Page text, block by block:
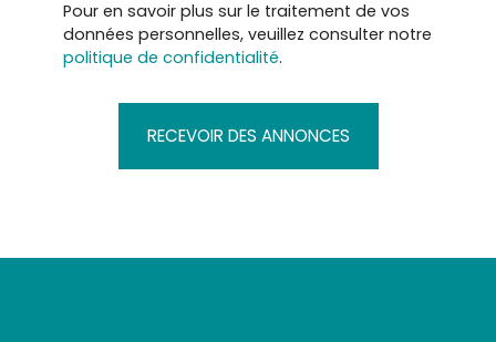
Pour en savoir plus sur le traitement de vos
données personnelles, veuillez consulter notre
politique de confidentialité.
RECEVOIR DES ANNONCES